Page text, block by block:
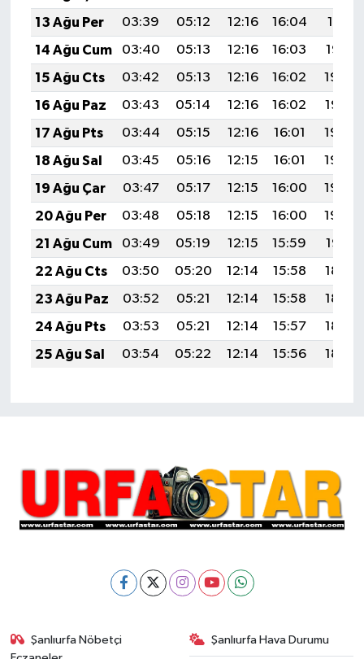
13 Ağu Per
03:39 05:12 12:16 16:04
19:11
14 Ağu Cum
03:40 05:13 12:16 16:03
19:10
15 Ağu Cts
03:42 05:13 12:16 16:02
19:09
16 Ağu Paz
03:43 05:14 12:16 16:02
19:07
17 Ağu Pts
03:44 05:15 12:16 16:01
19:06
18 Ağu Sal
03:45 05:16 12:15 16:01
19:05
19 Ağu Çar
03:47 05:17 12:15 16:00
19:03
20 Ağu Per
03:48 05:18 12:15 16:00
19:02
21 Ağu Cum
03:49 05:19 12:15 15:59
19:01
22 Ağu Cts
03:50 05:20 12:14 15:58
18:59
23 Ağu Paz
03:52 05:21 12:14 15:58
18:58
24 Ağu Pts
03:53 05:21 12:14 15:57
18:57
25 Ağu Sal
03:54 05:22 12:14 15:56 18:55
Şanlıurfa Nöbetçi
Şanlıurfa Hava Durumu